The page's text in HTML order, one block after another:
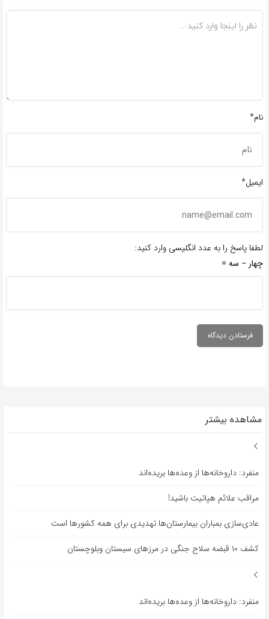
نام*
ایمیل*
لطفا پاسخ را به عدد انگلیسی وارد کنید:
چهار − سه =
مشاهده بیشتر
منفرد: داروخانه‌ها از وعده‌ها بریده‌اند
مراقب علائم هپاتیت باشید!
عادی‌سازی بمباران بیمارستان‌ها تهدیدی برای همه کشورها است
کشف ۱۰ قبضه سلاح جنگی در مرزهای سیستان وبلوچستان
منفرد: داروخانه‌ها از وعده‌ها بریده‌اند